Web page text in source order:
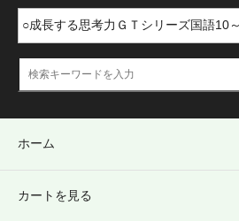
ホーム
カートを見る